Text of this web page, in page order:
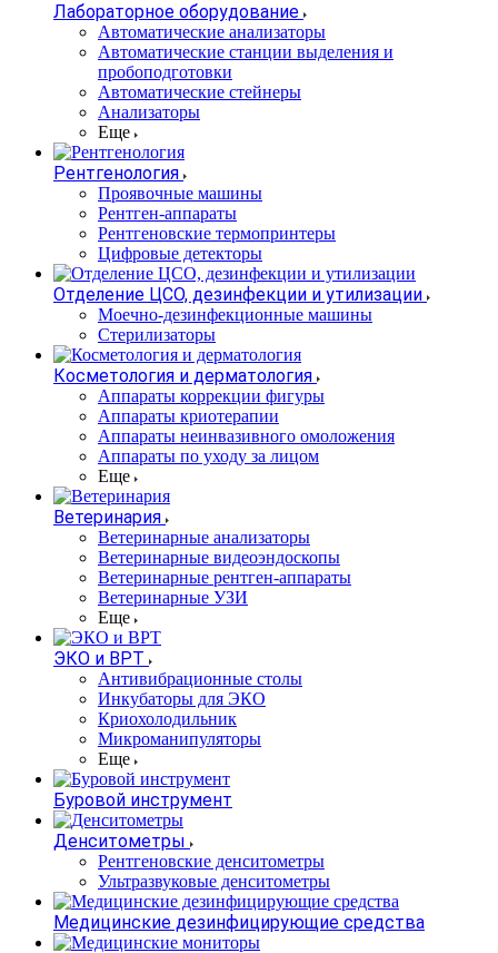
Лабораторное оборудование
Автоматические анализаторы
Автоматические станции выделения и
пробоподготовки
Автоматические стейнеры
Анализаторы
Еще
Рентгенология
Проявочные машины
Рентген-аппараты
Рентгеновские термопринтеры
Цифровые детекторы
Отделение ЦСО, дезинфекции и утилизации
Моечно-дезинфекционные машины
Стерилизаторы
Косметология и дерматология
Аппараты коррекции фигуры
Аппараты криотерапии
Аппараты неинвазивного омоложения
Аппараты по уходу за лицом
Еще
Ветеринария
Ветеринарные анализаторы
Ветеринарные видеоэндоскопы
Ветеринарные рентген-аппараты
Ветеринарные УЗИ
Еще
ЭКО и ВРТ
Антивибрационные столы
Инкубаторы для ЭКО
Криохолодильник
Микроманипуляторы
Еще
Буровой инструмент
Денситометры
Рентгеновские денситометры
Ультразвуковые денситометры
Медицинские дезинфицирующие средства